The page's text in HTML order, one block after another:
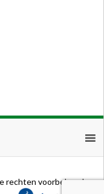
rechten voorbehouden.